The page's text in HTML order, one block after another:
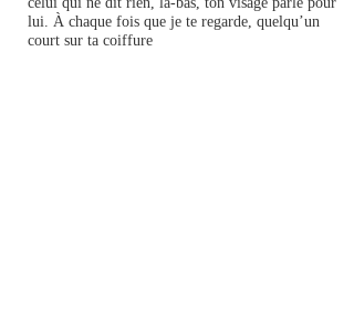
lui. À chaque fois que je te regarde, quelqu’un
court sur ta coiffure